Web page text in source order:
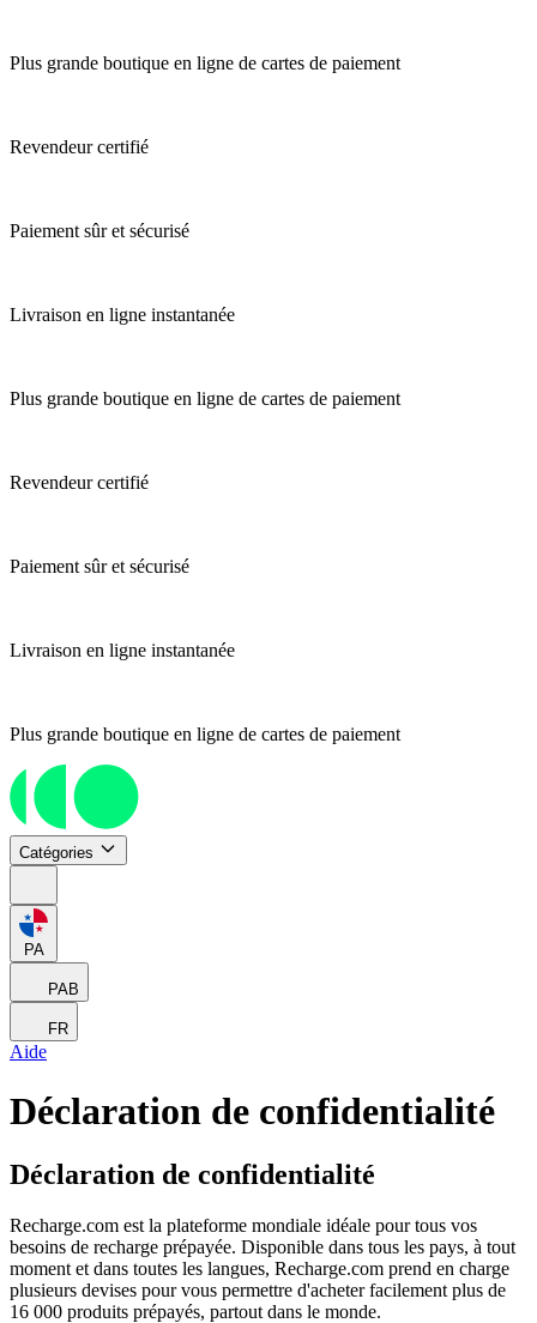
Plus grande boutique en ligne de cartes de paiement
Revendeur certifié
Paiement sûr et sécurisé
Livraison en ligne instantanée
Plus grande boutique en ligne de cartes de paiement
Revendeur certifié
Paiement sûr et sécurisé
Livraison en ligne instantanée
Plus grande boutique en ligne de cartes de paiement
Catégories
PA
PAB
FR
Aide
Déclaration de confidentialité
Déclaration de confidentialité
Recharge.com est la plateforme mondiale idéale pour tous vos
besoins de recharge prépayée. Disponible dans tous les pays, à tout
moment et dans toutes les langues, Recharge.com prend en charge
plusieurs devises pour vous permettre d'acheter facilement plus de
16 000 produits prépayés, partout dans le monde.